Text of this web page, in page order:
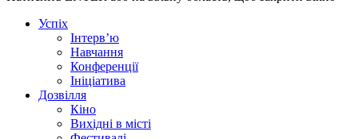
Успіх
Інтерв’ю
Навчання
Конференції
Ініціатива
Дозвілля
Кіно
Вихідні в місті